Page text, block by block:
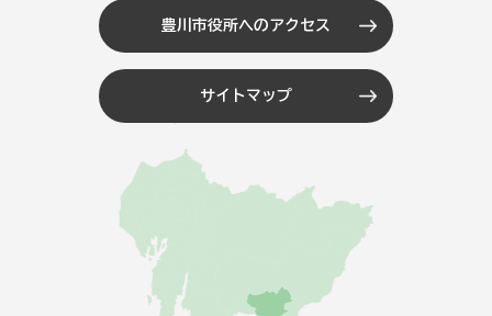
豊川市役所へのアクセス
サイトマップ